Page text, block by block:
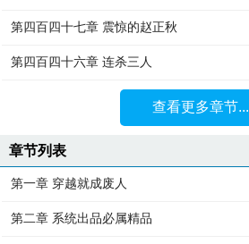
第四百四十七章 震惊的赵正秋
第四百四十六章 连杀三人
查看更多章节...
章节列表
第一章 穿越就成废人
第二章 系统出品必属精品